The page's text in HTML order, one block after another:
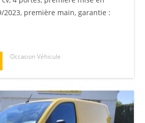
2023, première main, garantie :
Occasion Véhicule